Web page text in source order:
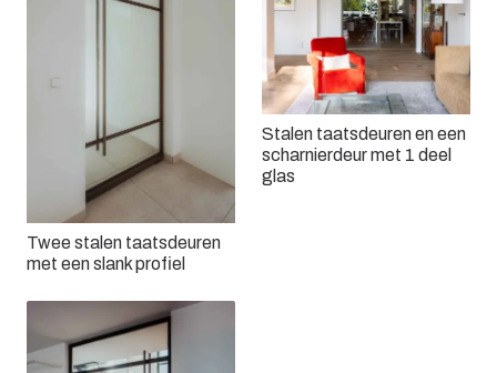
Twee stalen taatsdeuren
met een slank profiel
Stalen taatsdeuren en een
scharnierdeur met 1 deel
glas